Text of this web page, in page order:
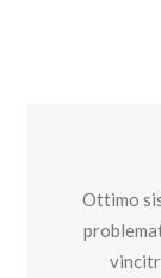
Ottimo